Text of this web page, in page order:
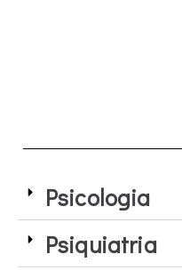
Psicologia
Psiquiatria